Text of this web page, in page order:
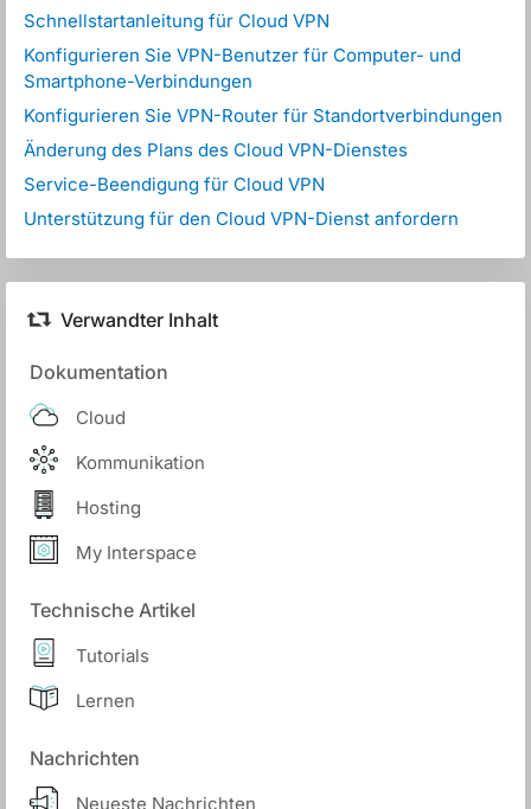
Schnellstartanleitung für Cloud VPN
Konfigurieren Sie VPN-Benutzer für Computer- und
Smartphone-Verbindungen
Konfigurieren Sie VPN-Router für Standortverbindungen
Änderung des Plans des Cloud VPN-Dienstes
Service-Beendigung für Cloud VPN
Unterstützung für den Cloud VPN-Dienst anfordern
Verwandter Inhalt
Dokumentation
Cloud
Kommunikation
Hosting
My Interspace
Technische Artikel
Tutorials
Lernen
Nachrichten
Neueste Nachrichten